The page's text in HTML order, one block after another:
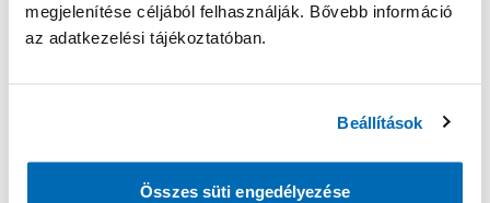
megjelenítése céljából felhasználják. Bővebb információ
az adatkezelési tájékoztatóban.
Beállítások
Összes süti engedélyezése